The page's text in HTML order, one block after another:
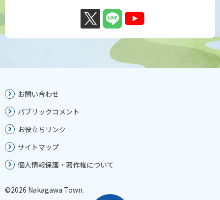
お問い合わせ
パブリックコメント
お役立ちリンク
サイトマップ
個人情報保護・著作権について
©2026 Nakagawa Town.